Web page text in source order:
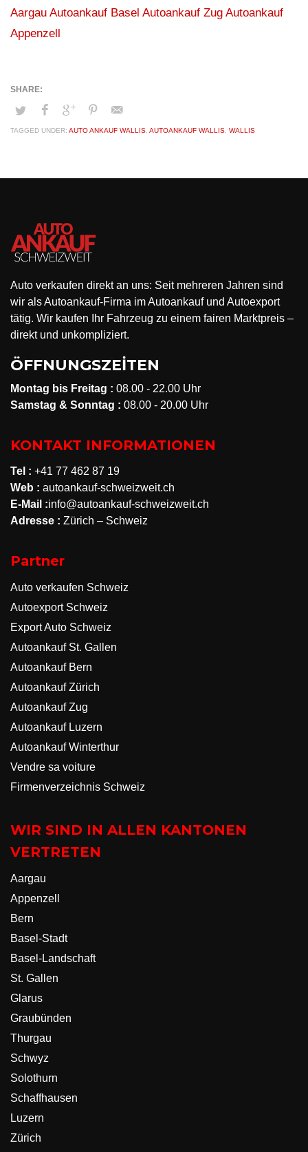
Aargau Autoankauf Basel Autoankauf Zug Autoankauf
Appenzell
TAGGED UNDER: AUTO ANKAUF WALLIS, AUTOANKAUF WALLIS, WALLIS
Auto verkaufen direkt an uns: Seit mehreren Jahren sind
wir als Autoankauf-Firma im Autoankauf und Autoexport
tätig. Wir kaufen Ihr Fahrzeug zu einem fairen Marktpreis –
direkt und unkompliziert.
ÖFFNUNGSZEİTEN
Montag bis Freitag : 08.00 - 22.00 Uhr
Samstag & Sonntag : 08.00 - 20.00 Uhr
KONTAKT INFORMATIONEN
Tel : +41 77 462 87 19
Web : autoankauf-schweizweit.ch
E-Mail :info@autoankauf-schweizweit.ch
Adresse : Zürich – Schweiz
Partner
Auto verkaufen Schweiz
Autoexport Schweiz
Export Auto Schweiz
Autoankauf St. Gallen
Autoankauf Bern
Autoankauf Zürich
Autoankauf Zug
Autoankauf Luzern
Autoankauf Winterthur
Vendre sa voiture
Firmenverzeichnis Schweiz
WIR SIND IN ALLEN KANTONEN
VERTRETEN
Aargau
Appenzell
Bern
Basel-Stadt
Basel-Landschaft
St. Gallen
Glarus
Graubünden
Thurgau
Schwyz
Solothurn
Schaffhausen
Luzern
Zürich